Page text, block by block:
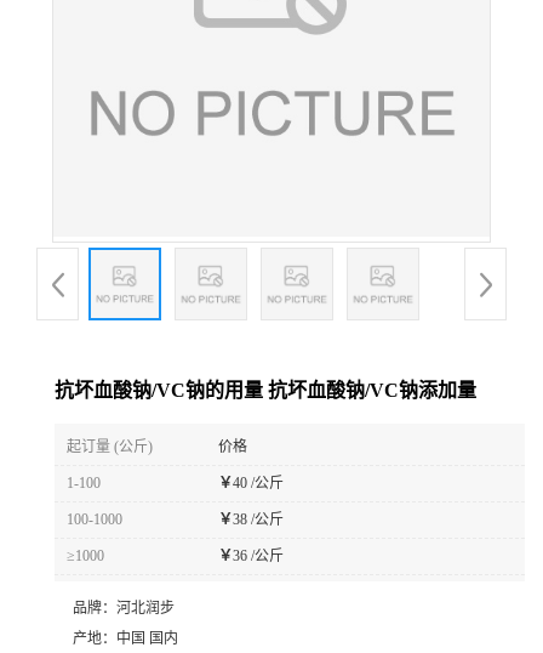
抗坏血酸钠/VC钠的用量 抗坏血酸钠/VC钠添加量
起订量 (公斤) 价格
1-100 ￥40 /公斤
100-1000 ￥38 /公斤
≥1000 ￥36 /公斤
品牌： 河北润步
产地： 中国 国内